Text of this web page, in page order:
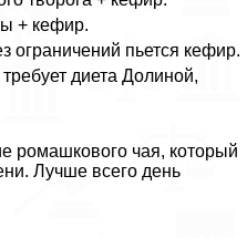
+ кефир.
ограничений пьется кефир.
диета Долиной,
ромашкового чая, который
Лучше всего день